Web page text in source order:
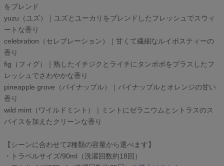
をブレンド
yuzu（ユズ）｜ユズとユーカリをブレンドしたフレッシュでスウィ
ートな香り
celebration（セレブレーション）｜甘くて繊細なルイボスティーの
香り
fig（フィグ）｜熟したイチジクとライチにタンポポをプラスしたフ
レッシュでさわやかな香り
pineapple grove（パイナップル）｜パイナップルとオレンジの甘い
香り
wild mint（ワイルドミント）｜ミントにゼラニウムとシトラスのス
パイスを加えたクリーンな香り
【シーンに合わせて2種類の容量から選べます】
・トラベルサイズ/90ml（洗濯回数約18回）